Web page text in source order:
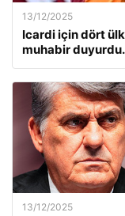
13/12/2025
Icardi için dört
muhabir duyurdu.
13/12/2025